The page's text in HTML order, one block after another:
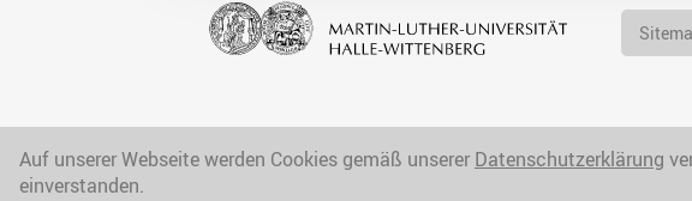
Auf unserer Webseite werden Cookies gemäß unserer Datenschutzerklärung
einverstanden.